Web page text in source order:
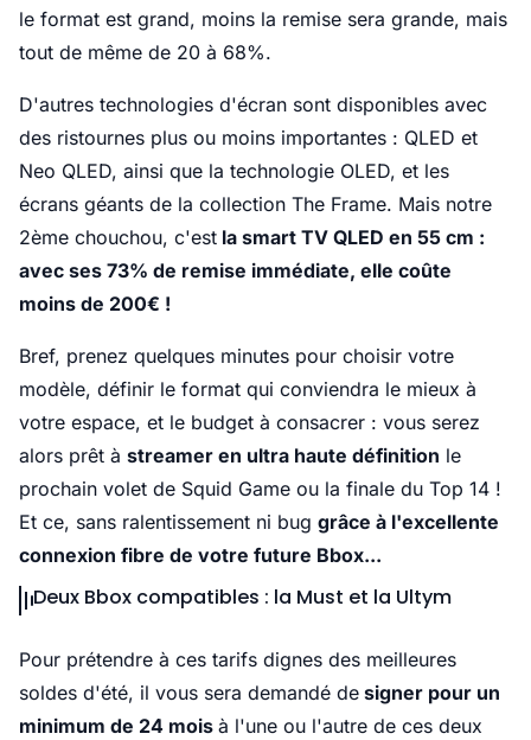
le format est grand, moins la remise sera grande, mais
tout de même de 20 à 68%.
D'autres technologies d'écran sont disponibles avec
des ristournes plus ou moins importantes : QLED et
Neo QLED, ainsi que la technologie OLED, et les
écrans géants de la collection The Frame. Mais notre
2ème chouchou, c'est la smart TV QLED en 55 cm :
avec ses 73% de remise immédiate, elle coûte
moins de 200€ !
Bref, prenez quelques minutes pour choisir votre
modèle, définir le format qui conviendra le mieux à
votre espace, et le budget à consacrer : vous serez
alors prêt à streamer en ultra haute définition le
prochain volet de Squid Game ou la finale du Top 14 !
Et ce, sans ralentissement ni bug grâce à l'excellente
connexion fibre de votre future Bbox...
Deux Bbox compatibles : la Must et la Ultym
Pour prétendre à ces tarifs dignes des meilleures
soldes d'été, il vous sera demandé de signer pour un
minimum de 24 mois à l'une ou l'autre de ces deux